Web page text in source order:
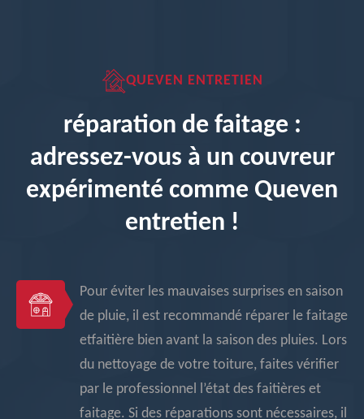
QUEVEN ENTRETIEN
réparation de faitage :
adressez-vous à un couvreur
expérimenté comme Queven
entretien !
Pour éviter les mauvaises surprises en saison
de pluie, il est recommandé réparer le faitage
etfaitière bien avant la saison des pluies. Lors
du nettoyage de votre toiture, faites vérifier
par le professionnel l’état des faitières et
faitage. Si des réparations sont nécessaires, il